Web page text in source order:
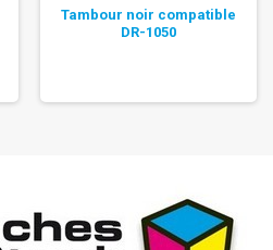
Tambour noir compatible
DR-1050